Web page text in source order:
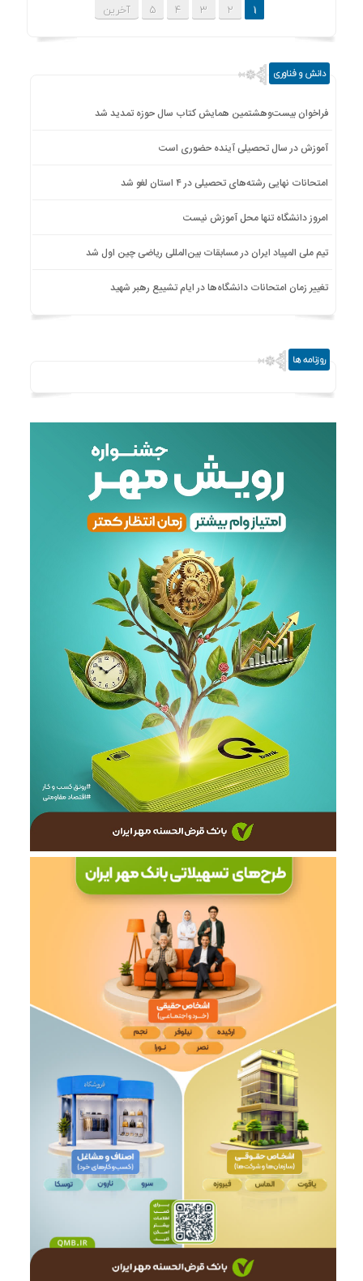
1
2
3
4
5 آخرین
دانش و فناوری
فراخوان بیست‌وهشتمین همایش کتاب سال حوزه تمدید شد
آموزش در سال تحصیلی آینده حضوری است
امتحانات نهایی رشته‌های تحصیلی در ۴ استان لغو شد
امروز دانشگاه تنها محل آموزش نیست
تیم ملی المپیاد ایران در مسابقات بین‌المللی ریاضی چین اول شد
تغییر زمان امتحانات دانشگاه‌ها در ایام تشییع رهبر شهید
روزنامه ها